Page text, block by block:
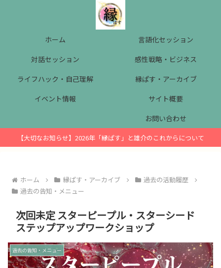
ホーム
言語化セッション
対話セッション
感性戦略・ビジネス
ライフハック・自己理解
縁ぱす・アーカイブ
イベント情報
サイト概要
お問い合わせ
【大切なお知らせ】2026年「縁ぱす」と雄介のこれからについて
ホーム 縁ぱす・アーカイブ
過去の活動履歴
過去の告知・メニュー
次回未定 スターピープル・スターシード
ステップアップワークショップ
過去の告知・メニュー